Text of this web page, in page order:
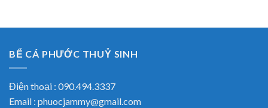
BỂ CÁ PHƯỚC THUỶ SINH
Điện thoại : 090.494.3337
Email : phuocjammy@gmail.com